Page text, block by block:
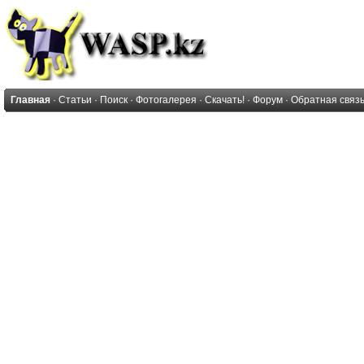
Главная · Статьи · Поиск · Фотогалерея · Скачать! · Форум · Обратная связь